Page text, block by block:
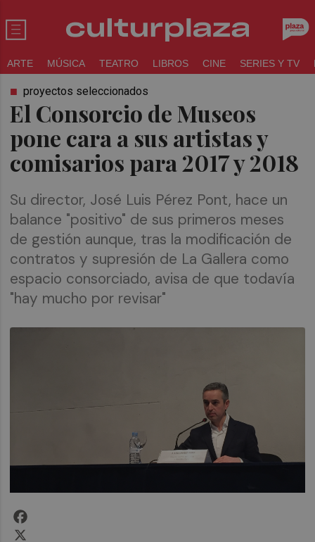
ARTE MÚSICA TEATRO LIBROS CINE SERIES Y TV
El Consorcio de Museos
pone cara a sus artistas y
comisarios para 2017 y 2018
proyectos seleccionados
Su director, José Luis Pérez Pont, hace un
balance "positivo" de sus primeros meses
de gestión aunque, tras la modificación de
contratos y supresión de La Gallera como
espacio consorciado, avisa de que todavía
"hay mucho por revisar"